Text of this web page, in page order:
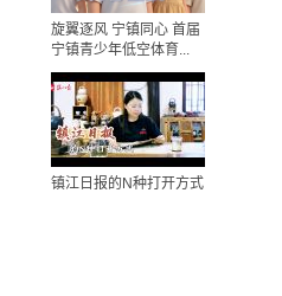
旋翼逐风 宁镇同心 首届
宁镇青少年低空体育...
镇江日报的N种打开方式